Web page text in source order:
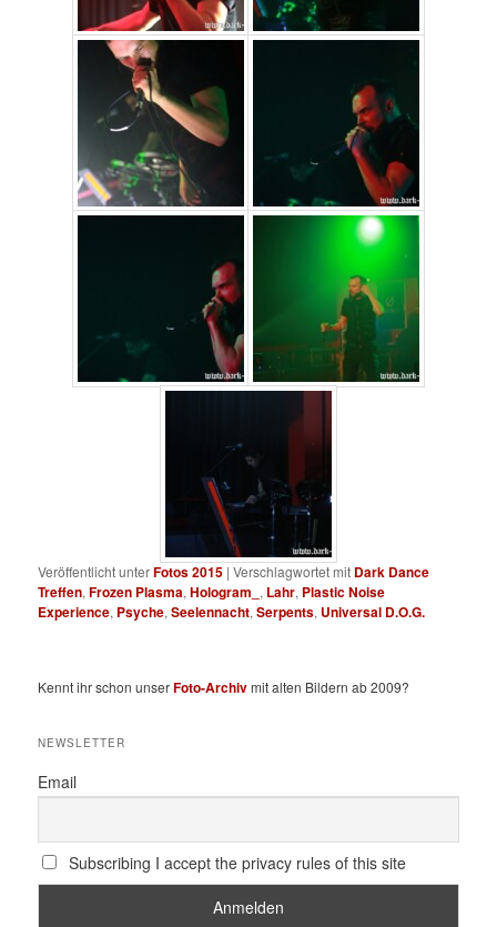
Veröffentlicht unterFotos 2015 |Verschlagwortet mit Dark Dance
Treffen,Frozen Plasma,Hologram_ , Lahr, Plastic Noise
Experience, Psyche,Seelennacht,Serpents, Universal D.O.G.
Kennt ihr schon unserFoto-Archivmit alten Bildern ab 2009?
NEWSLETTER
Email
Subscribing I accept the privacy rules of this site